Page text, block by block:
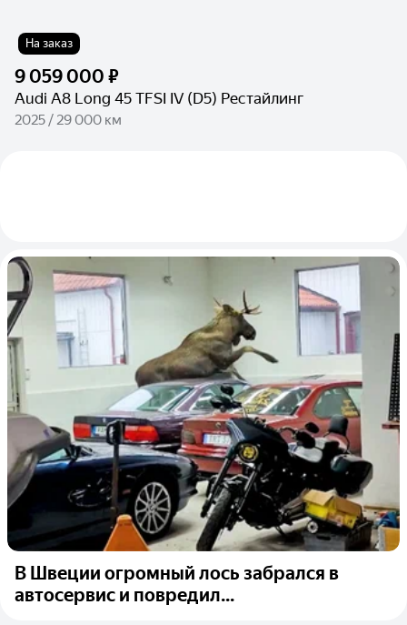
На заказ
9 059 000 ₽
Audi A8 Long 45 TFSI IV (D5) Рестайлинг
2025 / 29 000 км
В Швеции огромный лось забрался в
автосервис и повредил...